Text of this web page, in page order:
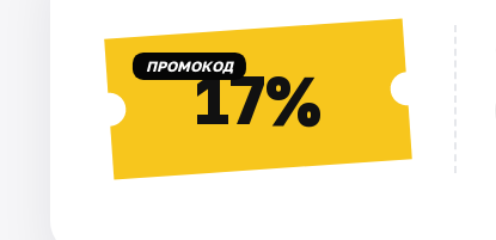
ПРОМОКОД17%